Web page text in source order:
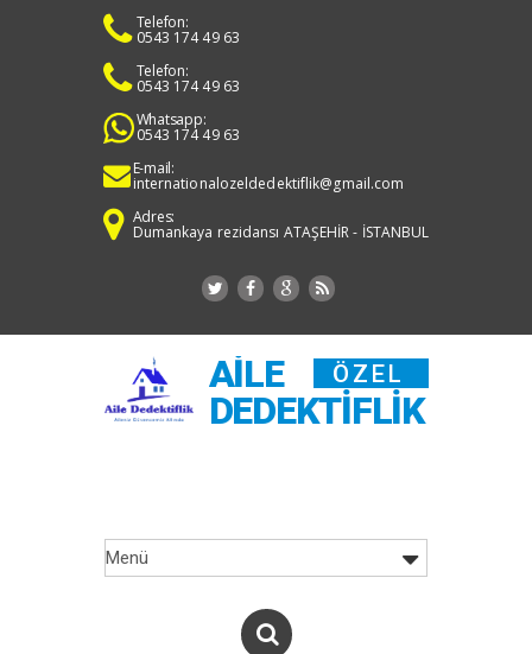
Telefon:
0543 174 49 63
Telefon:
0543 174 49 63
Whatsapp:
0543 174 49 63
E-mail:
internationalozeldedektiflik@gmail.com
Adres:
Dumankaya rezidansı ATAŞEHİR - İSTANBUL
AILE ÖZEL
DEDEKTIFLIK